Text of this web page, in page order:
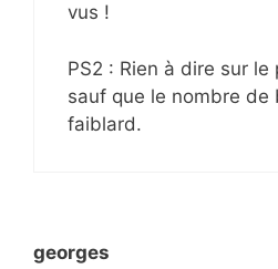
vus !
PS2 : Rien à dire sur
sauf que le nombre de
faiblard.
georges